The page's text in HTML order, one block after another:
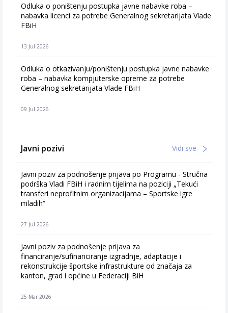
Odluka o poništenju postupka javne nabavke roba –
nabavka licenci za potrebe Generalnog sekretarijata Vlade
FBiH
13 Jul 2026
Odluka o otkazivanju/poništenju postupka javne nabavke
roba – nabavka kompjuterske opreme za potrebe
Generalnog sekretarijata Vlade FBiH
09 Jul 2026
Javni pozivi Vidi sve
Javni poziv za podnošenje prijava po Programu - Stručna
podrška Vladi FBiH i radnim tijelima na poziciji „Tekući
transferi neprofitnim organizacijama – Sportske igre
mladih“
27 Jul 2026
Javni poziv za podnošenje prijava za
financiranje/sufinanciranje izgradnje, adaptacije i
rekonstrukcije športske infrastrukture od značaja za
kanton, grad i općine u Federaciji BiH
25 Mar 2026